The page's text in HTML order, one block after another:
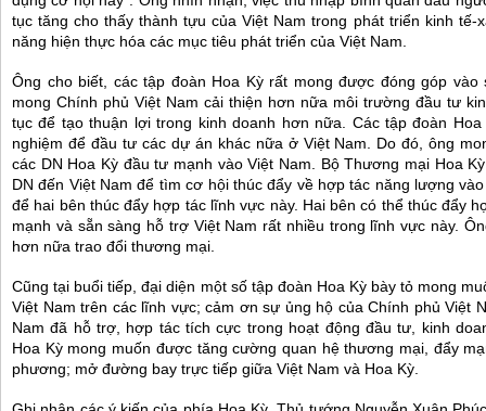
tục tăng cho thấy thành tựu của Việt Nam trong phát triển kinh
năng hiện thực hóa các mục tiêu phát triển của Việt Nam.
Ông cho biết, các tập đoàn Hoa Kỳ rất mong được đóng góp
mong Chính phủ Việt Nam cải thiện hơn nữa môi trường đầu tư
tục để tạo thuận lợi trong kinh doanh hơn nữa. Các tập đoàn
nghiệm để đầu tư các dự án khác nữa ở Việt Nam. Do đó, ông
các DN Hoa Kỳ đầu tư mạnh vào Việt Nam. Bộ Thương mại Hoa
DN đến Việt Nam để tìm cơ hội thúc đẩy về hợp tác năng lượng
để hai bên thúc đẩy hợp tác lĩnh vực này. Hai bên có thể thúc đẩy
mạnh và sẵn sàng hỗ trợ Việt Nam rất nhiều trong lĩnh vực này.
hơn nữa trao đổi thương mại.
Cũng tại buổi tiếp, đại diện một số tập đoàn Hoa Kỳ bày tỏ mong
Việt Nam trên các lĩnh vực; cảm ơn sự ủng hộ của Chính phủ Việt
Nam đã hỗ trợ, hợp tác tích cực trong hoạt động đầu tư, kinh
Hoa Kỳ mong muốn được tăng cường quan hệ thương mại, đẩy
phương; mở đường bay trực tiếp giữa Việt Nam và Hoa Kỳ.